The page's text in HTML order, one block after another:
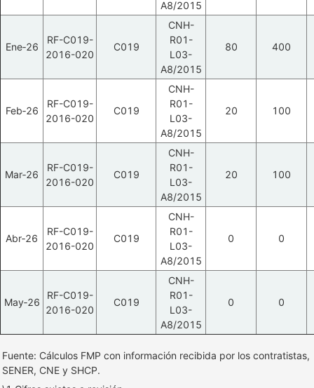
A8/2015
Ene‑26
RF-C019-
2016-020
C019
CNH-
R01-
L03-
A8/2015
80 400
Feb‑26
RF-C019-
2016-020
C019
CNH-
R01-
L03-
A8/2015
20 100
Mar‑26
RF-C019-
2016-020
C019
CNH-
R01-
L03-
A8/2015
20 100
Abr‑26
RF-C019-
2016-020
C019
CNH-
R01-
L03-
A8/2015
0 0
May‑26
RF-C019-
2016-020
C019
CNH-
R01-
L03-
A8/2015
0 0
Fuente: Cálculos FMP con información recibida por los contratistas,
SENER, CNE y SHCP.